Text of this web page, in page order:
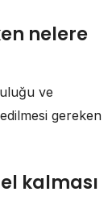
nelere
ve
gereken
kalması